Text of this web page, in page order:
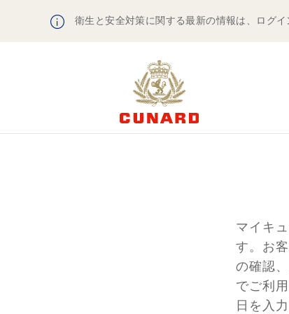
衛生と安全対策に関する最新の情報は、ログ
マイキ
す。お
の確認
でご利
日を入